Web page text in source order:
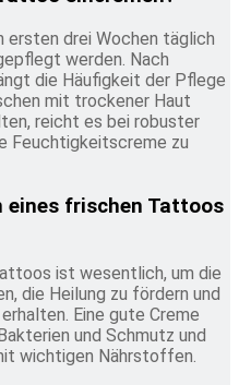
drei Wochen täglich
werden. Nach
die Häufigkeit der Pflege
mit trockener Haut
reicht es bei robuster
Feuchtigkeitscreme zu
eines frischen Tattoos
ist wesentlich, um die
die Heilung zu fördern und
Eine gute Creme
und Schmutz und
wichtigen Nährstoffen.